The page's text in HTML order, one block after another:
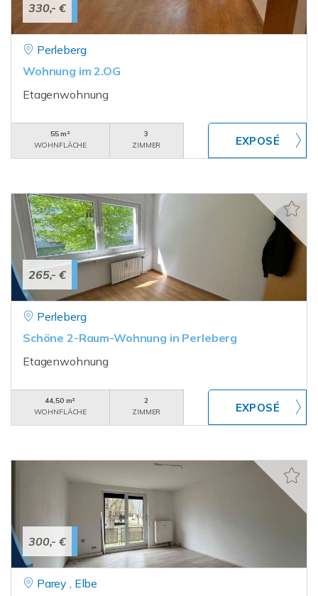
330,- €
Perleberg
Wohnung im 2.OG
Etagenwohnung
55 m²
WOHNFLÄCHE
3
ZIMMER
265,- €
Perleberg
Schöne 2-Raum-Wohnung in Perleberg
Etagenwohnung
44,50 m²
WOHNFLÄCHE
2
ZIMMER
300,- €
Parey , Elbe